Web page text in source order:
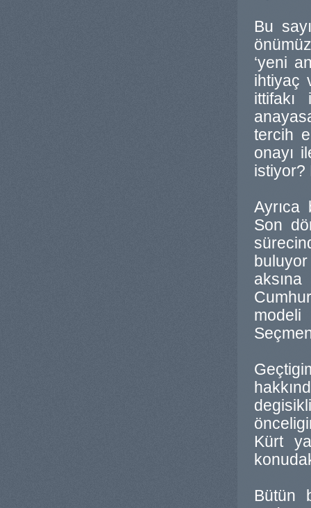
Bu
‘yeni
ihtiyaç
ittifakı
tercih
onayı
istiyor?
Ayrıca
Son
modeli
Kürt
Bütün